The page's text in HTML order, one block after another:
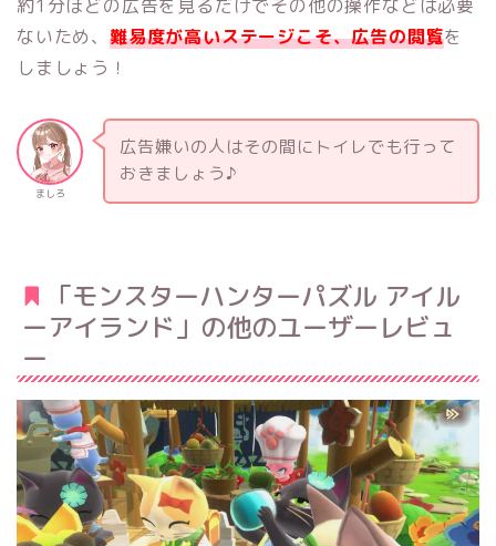
約1分ほどの広告を見るだけでその他の操作などは必要
ないため、 難易度が高いステージこそ、広告の閲覧を
しましょう！
ましろ
広告嫌いの人はその間にトイレでも行って
おきましょう♪
「モンスターハンターパズル アイル
ーアイランド」の他のユーザーレビュ
ー